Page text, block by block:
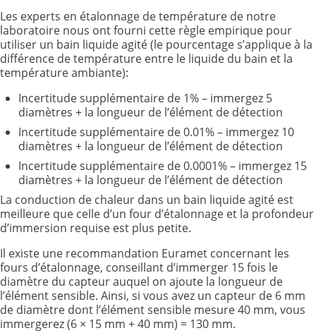
Les experts en étalonnage de température de notre
laboratoire nous ont fourni cette règle empirique pour
utiliser un bain liquide agité (le pourcentage s’applique à la
différence de température entre le liquide du bain et la
température ambiante):
Incertitude supplémentaire de 1% – immergez 5
diamètres + la longueur de l’élément de détection
Incertitude supplémentaire de 0.01% – immergez 10
diamètres + la longueur de l’élément de détection
Incertitude supplémentaire de 0.0001% – immergez 15
diamètres + la longueur de l’élément de détection
La conduction de chaleur dans un bain liquide agité est
meilleure que celle d’un four d’étalonnage et la profondeur
d’immersion requise est plus petite.
Il existe une recommandation Euramet concernant les
fours d’étalonnage, conseillant d’immerger 15 fois le
diamètre du capteur auquel on ajoute la longueur de
l’élément sensible. Ainsi, si vous avez un capteur de 6 mm
de diamètre dont l’élément sensible mesure 40 mm, vous
immergerez (6 × 15 mm + 40 mm) = 130 mm.